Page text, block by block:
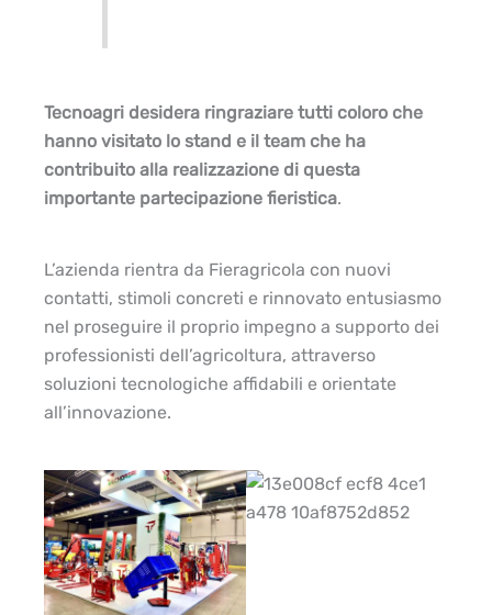
Tecnoagri desidera ringraziare tutti coloro che
hanno visitato lo stand e il team che ha
contribuito alla realizzazione di questa
importante partecipazione fieristica.
L’azienda rientra da Fieragricola con nuovi
contatti, stimoli concreti e rinnovato entusiasmo
nel proseguire il proprio impegno a supporto dei
professionisti dell’agricoltura, attraverso
soluzioni tecnologiche affidabili e orientate
all’innovazione.